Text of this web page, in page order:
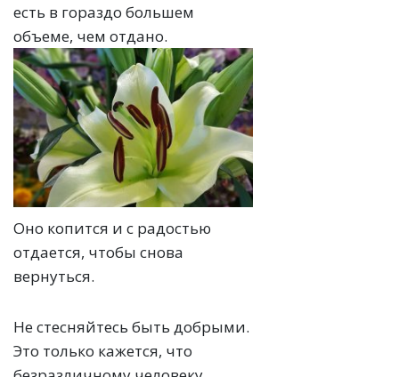
есть в гораздо большем
объеме, чем отдано.
Оно копится и с радостью
отдается, чтобы снова
вернуться.
Не стесняйтесь быть добрыми.
Это только кажется, что